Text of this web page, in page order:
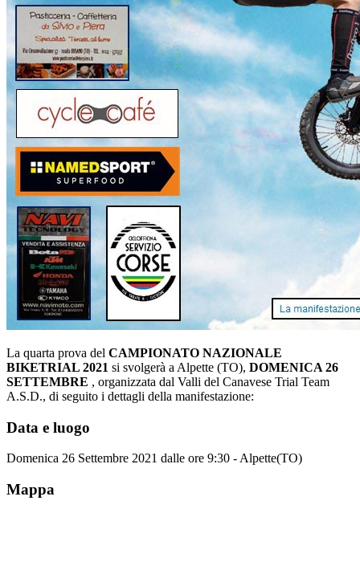
La quarta prova del CAMPIONATO NAZIONALE
BIKETRIAL 2021 si svolgerà a Alpette (TO), DOMENICA 26
SETTEMBRE , organizzata dal Valli del Canavese Trial Team
A.S.D., di seguito i dettagli della manifestazione:
Data e luogo
Domenica 26 Settembre 2021 dalle ore 9:30 - Alpette(TO)
Mappa